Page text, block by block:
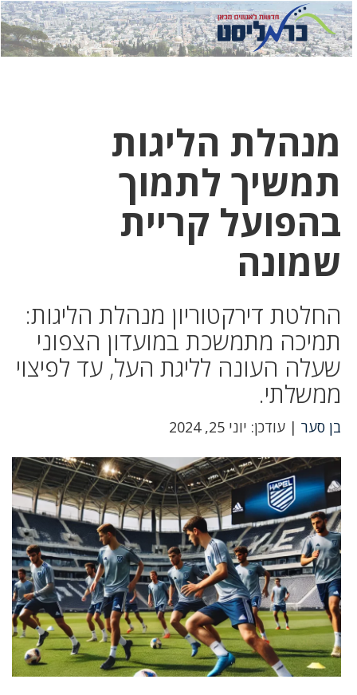
לחץ
כאן
לחץ
כדי
מנהלת הליגות
תמשיך לתמוך
בהפועל קריית
שמונה
החלטת דירקטוריון מנהלת הליגות:
תמיכה מתמשכת במועדון הצפוני
שעלה העונה לליגת העל, עד לפיצוי
ממשלתי.
בן סער | עודכן: יוני 25, 2024